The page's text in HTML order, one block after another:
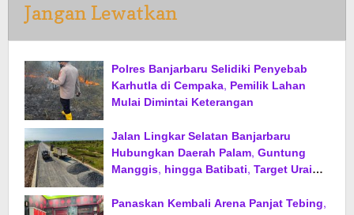
Jangan Lewatkan
Polres Banjarbaru Selidiki Penyebab
Karhutla di Cempaka, Pemilik Lahan
Mulai Dimintai Keterangan
Jalan Lingkar Selatan Banjarbaru
Hubungkan Daerah Palam, Guntung
Manggis, hingga Batibati, Target Urai
Panaskan Kembali Arena Panjat Tebing,